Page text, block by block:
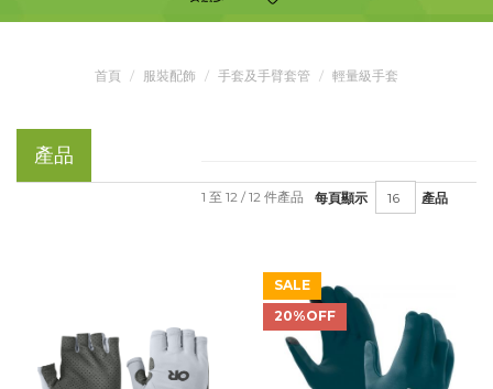
首頁 服裝配飾 手套及手臂套管 輕量級手套
產品
每頁顯示 產品
1 至 12 / 12 件產品
SALE
20%OFF